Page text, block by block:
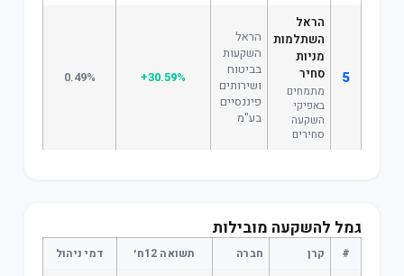
5
הראל
השתלמות
מניות
סחיר
מתמחים
באפיקי
השקעה
סחירים
הראל
השקעות
בביטוח
ושירותים
פיננסיים
בע"מ
+30.59%
0.49%
גמל להשקעה מובילות
# קרן חברה תשואה 12ח׳ דמי ניהול